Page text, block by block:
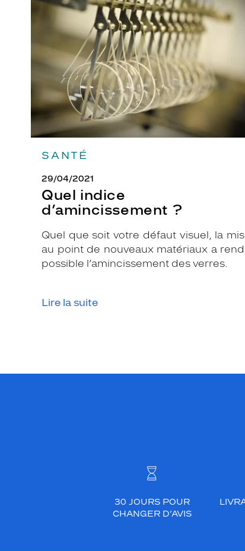
SANTÉ
29/04/2021
Quel indice
d’amincissement ?
Quel que soit votre défaut visuel, la
au point de nouveaux matériaux a
possible l’amincissement des verres.
Lire la suite
d’amincissement
30 JOURS POUR
CHANGER D’AVIS